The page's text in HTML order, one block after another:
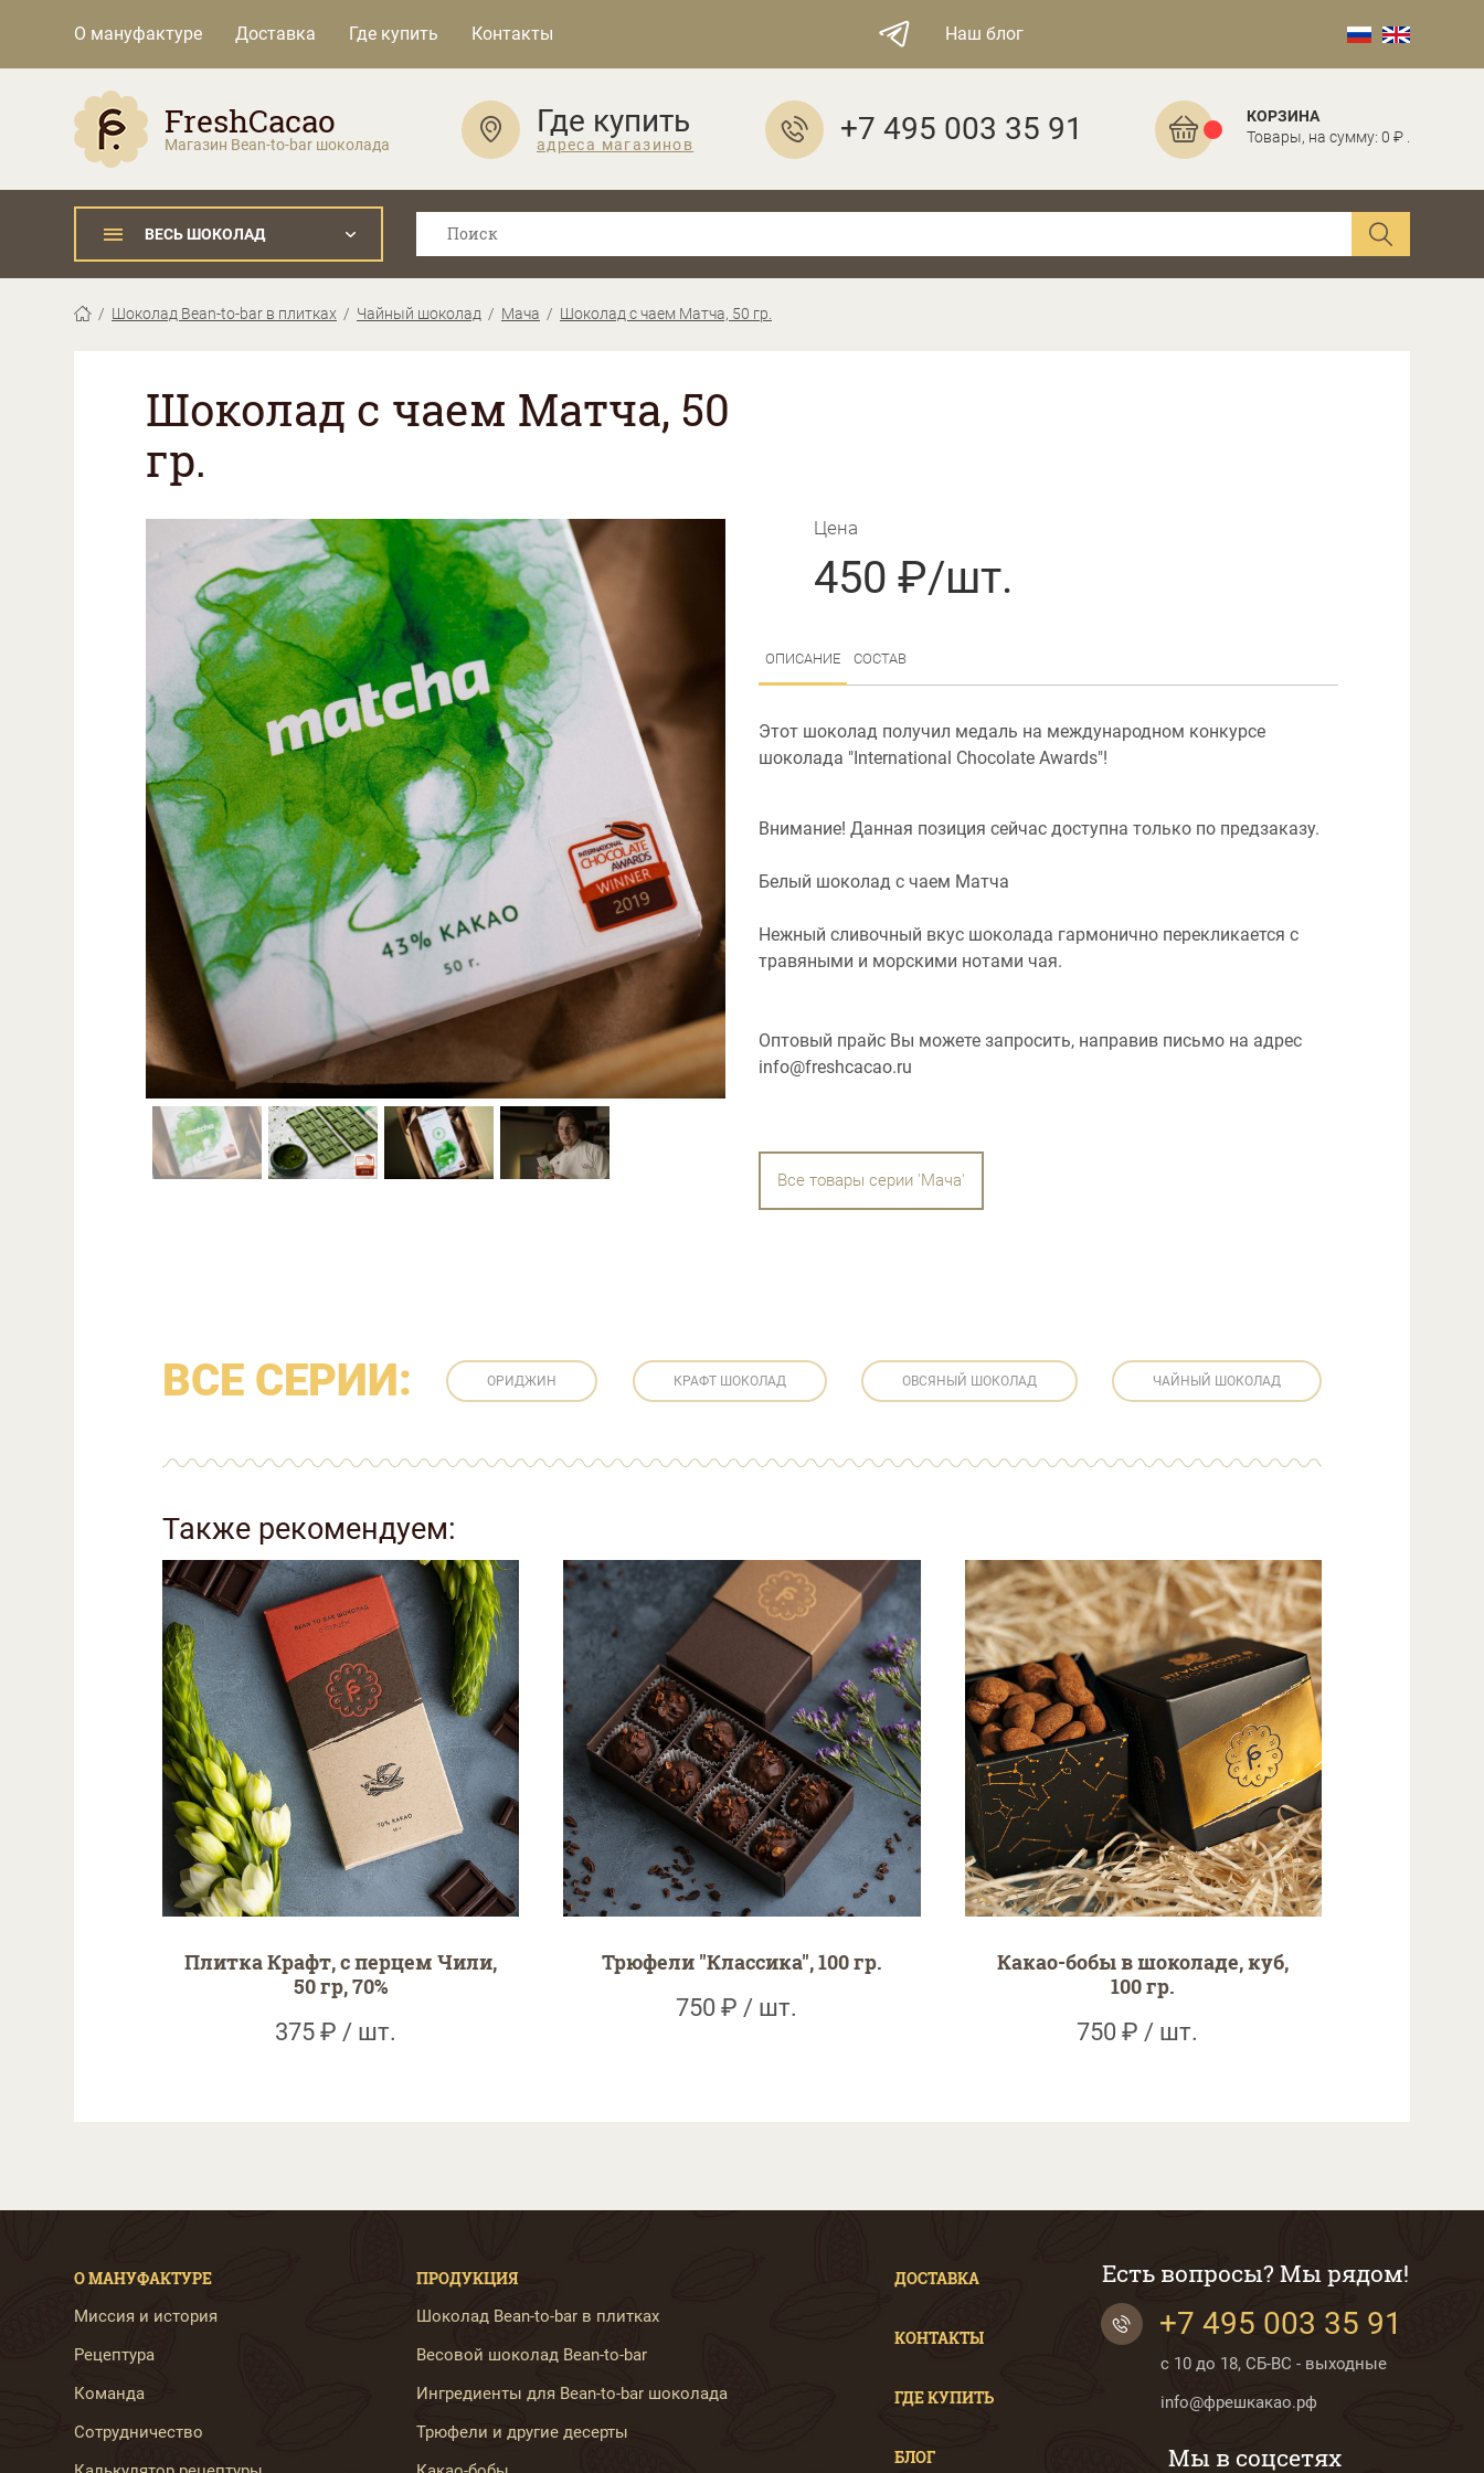
О мануфактуре Доставка Где купить Контакты Наш блог
FreshCacao
Магазин Bean-to-bar шоколада
Где купить
адреса магазинов +7 495 003 35 91
КОРЗИНА
Товары, на сумму: 0 ₽ .
ВЕСЬ ШОКОЛАД
Шоколад Bean-to-bar в плитках Чайный шоколад Мача Шоколад с чаем Матча, 50 гр.
Шоколад с чаем Матча, 50
гр.
Цена
450 ₽/шт.
ОПИСАНИЕ СОСТАВ
Этот шоколад получил медаль на международном конкурсе
шоколада "International Chocolate Awards"!
Внимание! Данная позиция сейчас доступна только по предзаказу.
Белый шоколад с чаем Матча
Нежный сливочный вкус шоколада гармонично перекликается с
травяными и морскими нотами чая.
Оптовый прайс Вы можете запросить, направив письмо на адрес
info@freshcacao.ru
Все товары серии 'Мача'
ВСЕ СЕРИИ: ОРИДЖИН КРАФТ ШОКОЛАД ОВСЯНЫЙ ШОКОЛАД ЧАЙНЫЙ ШОКОЛАД
Также рекомендуем:
Плитка Крафт, с перцем Чили,
50 гр, 70%
375 ₽ / шт.
Трюфели "Классика", 100 гр.
750 ₽ / шт.
Какао-бобы в шоколаде, куб,
100 гр.
750 ₽ / шт.
О МАНУФАКТУРЕ
Миссия и история
Рецептура
Команда
Сотрудничество
ПРОДУКЦИЯ
Шоколад Bean-to-bar в плитках
Весовой шоколад Bean-to-bar
Ингредиенты для Bean-to-bar шоколада
Трюфели и другие десерты
ДОСТАВКА
КОНТАКТЫ
ГДЕ КУПИТЬ
БЛОГ
Есть вопросы? Мы рядом!
+7 495 003 35 91
с 10 до 18, СБ-ВС - выходные
info@фрешкакао.рф
Мы в соцсетях